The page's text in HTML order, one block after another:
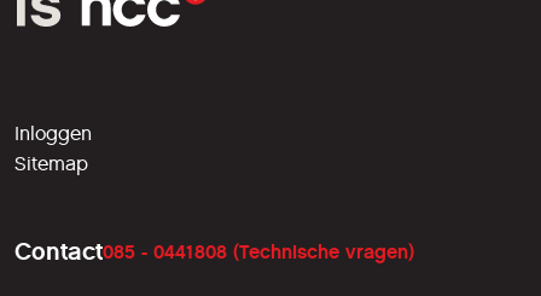
Inloggen
Sitemap
Contact085 - 0441808 (Technische vragen)